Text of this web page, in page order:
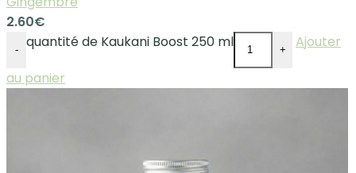
2.60€
- quantité de Kaukani Boost 250 ml +
Ajouter
au panier